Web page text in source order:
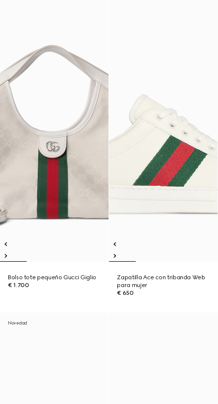
Bolso tote pequeño Gucci Giglio
€ 1.700
Zapatilla Ace con tribanda Web
para mujer
€ 650
Novedad